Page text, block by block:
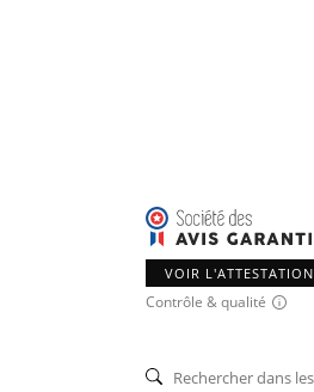
VOIR L'ATTESTATION
Contrôle & qualité